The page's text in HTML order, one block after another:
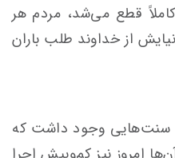
قطع می‌شد، مردم هر
از خداوند طلب باران
سنت‌هایی وجود داشت که